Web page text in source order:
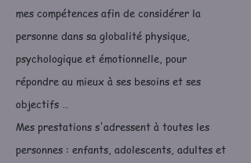
mes compétences afin de considérer la
personne dans sa globalité physique,
psychologique et émotionnelle, pour
répondre au mieux à ses besoins et ses
objectifs …
Mes prestations s'adressent à toutes les
personnes : enfants, adolescents, adultes et